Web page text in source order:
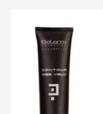
36,75€.33,08€.